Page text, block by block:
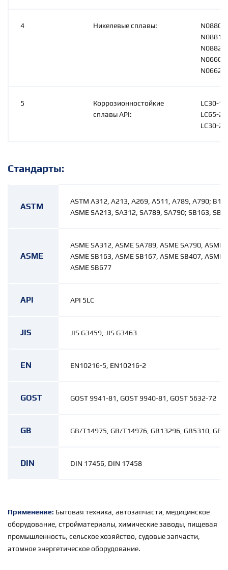
4 Никелевые сплавы:
N06625
5
Коррозионностойкие
сплавы API:
LC30-
LC65-
LC30-
Стандарты:
ASTM
ASTM A312, A213, A269, A511, A789, A790;
ASME SA213, SA312, SA789, SA790; SB163,
ASME
ASME SA312, ASME SA789, ASME SA790, ASME
ASME SB163, ASME SB167, ASME SB407, ASME
ASME SB677
API API 5LC
JIS JIS G3459, JIS G3463
EN EN10216-5, EN10216-2
GOST GOST 9941-81, GOST 9940-81, GOST 5632-72
GB GB/T14975, GB/T14976, GB13296, GB5310,
DIN DIN 17456, DIN 17458
Применение: Бытовая техника, автозапчасти, медицинское
оборудование, стройматериалы, химические заводы, пищевая
промышленность, сельское хозяйство, судовые запчасти,
атомное энергетическое оборудование.